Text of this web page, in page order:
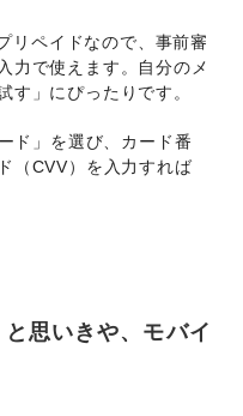
リペイドなので、事前審
力で使えます。自分のメ
す」にぴったりです。
ド」を選び、カード番
（CVV）を入力すれば
思いきや、モバイ